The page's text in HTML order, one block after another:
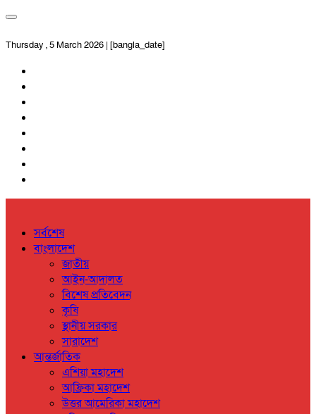
Thursday , 5 March 2026 | [bangla_date]
সর্বশেষ
বাংলাদেশ
জাতীয়
আইন-আদালত
বিশেষ প্রতিবেদন
কৃষি
স্থানীয় সরকার
সারাদেশ
আন্তর্জাতিক
এশিয়া মহাদেশ
আফ্রিকা মহাদেশ
উত্তর আমেরিকা মহাদেশ